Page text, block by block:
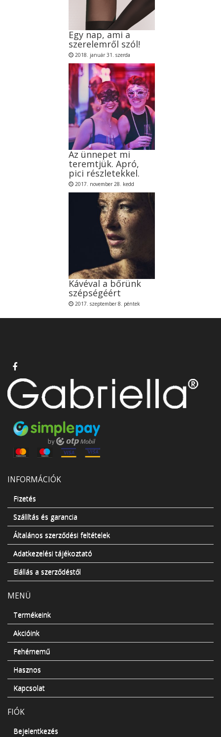
Egy nap, ami a
szerelemről szól!
2018. január 31. szerda
Az ünnepet mi
teremtjük. Apró,
pici részletekkel.
2017. november 28. kedd
Kávéval a bőrünk
szépségéért
2017. szeptember 8. péntek
INFORMÁCIÓK
Fizetés
Szállítás és garancia
Általános szerződési feltételek
Adatkezelési tájékoztató
Elállás a szerződéstől
MENÜ
Termékeink
Akcióink
Fehérnemű
Hasznos
Kapcsolat
FIÓK
Bejelentkezés